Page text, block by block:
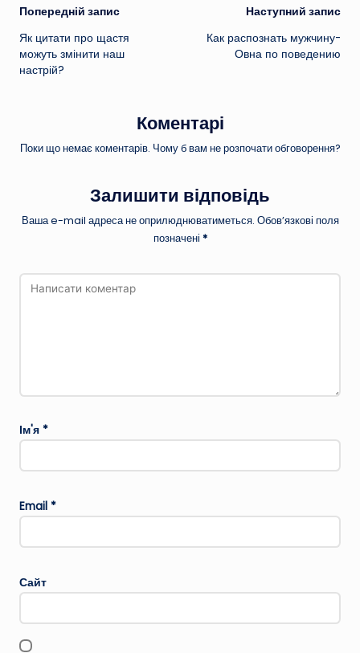
Навігація
по
запису
Попередній запис
Як цитати про щастя
можуть змінити наш
настрій?
Наступний запис
Как распознать мужчину-
Овна по поведению
Коментарі
Поки що немає коментарів. Чому б вам не розпочати обговорення?
Залишити відповідь
Ваша e-mail адреса не оприлюднюватиметься. Обов’язкові поля
позначені *
Ім'я *
Email *
Сайт